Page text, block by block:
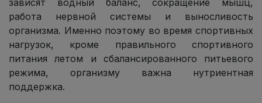
работа нервной системы и выносливость
организма. Именно поэтому во время спортивных
нагрузок, кроме правильного спортивного
питания летом и сбалансированного питьевого
режима, организму важна нутриентная
поддержка.